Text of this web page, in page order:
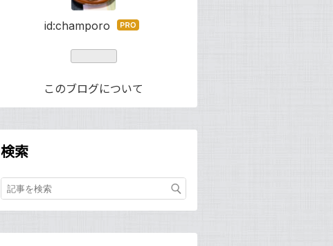
id:champoro はて
このブログについて
検索